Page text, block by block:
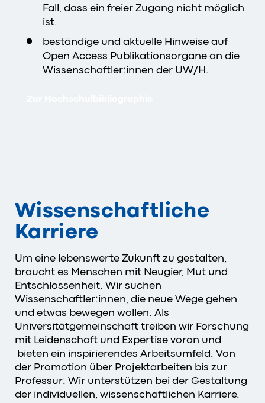
Fall, dass ein freier Zugang nicht möglich
ist.
beständige und aktuelle Hinweise auf
Open Access Publikationsorgane an die
Wissenschaftler:innen der UW/H.
Wissenschaftliche
Karriere
Um eine lebenswerte Zukunft zu gestalten,
braucht es Menschen mit Neugier, Mut und
Entschlossenheit. Wir suchen
Wissenschaftler:innen, die neue Wege gehen
und etwas bewegen wollen. Als
Universitätgemeinschaft treiben wir Forschung
mit Leidenschaft und Expertise voran und
bieten ein inspirierendes Arbeitsumfeld. Von
der Promotion über Projektarbeiten bis zur
Professur: Wir unterstützen bei der Gestaltung
der individuellen, wissenschaftlichen Karriere.